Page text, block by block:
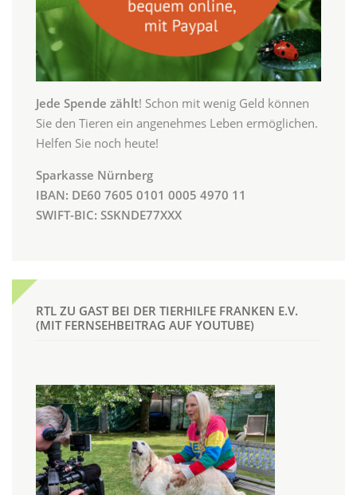
Jede Spende zählt! Schon mit wenig Geld können
Sie den Tieren ein angenehmes Leben ermöglichen.
Helfen Sie noch heute!
Sparkasse Nürnberg
IBAN: DE60 7605 0101 0005 4970 11
SWIFT-BIC: SSKNDE77XXX
RTL ZU GAST BEI DER TIERHILFE FRANKEN E.V.
(MIT FERNSEHBEITRAG AUF YOUTUBE)